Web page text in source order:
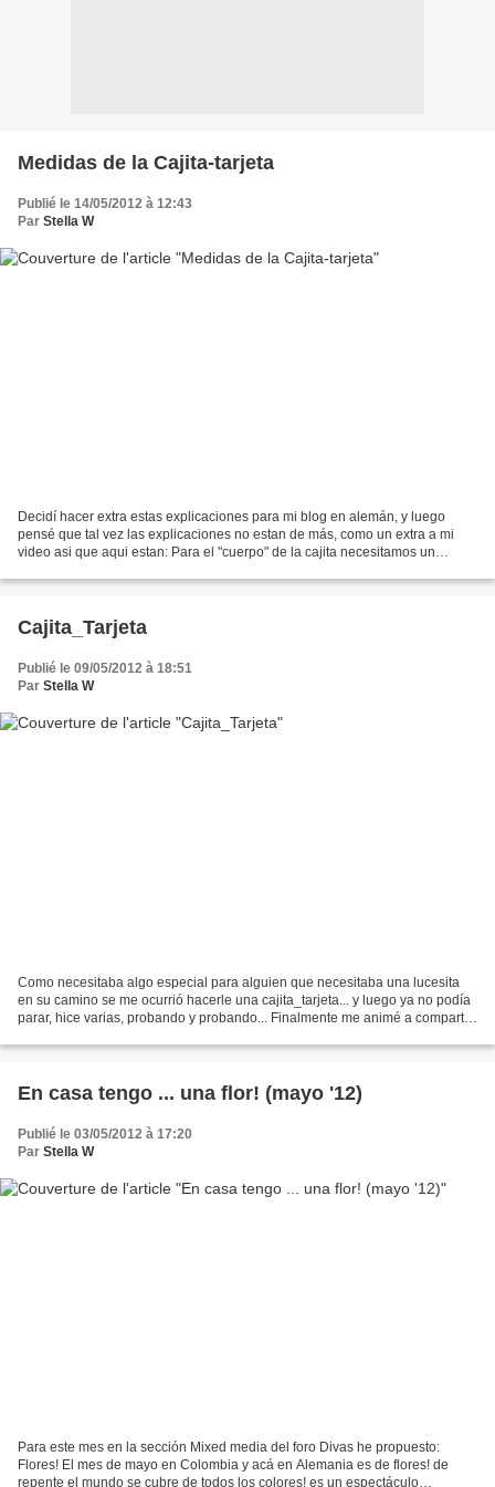
Medidas de la Cajita-tarjeta
Publié le 14/05/2012 à 12:43
Par Stella W
Decidí hacer extra estas explicaciones para mi blog en alemán, y luego
pensé que tal vez las explicaciones no estan de más, como un extra a mi
video asi que aqui estan: Para el "cuerpo" de la cajita necesitamos un
Cajita_Tarjeta
Publié le 09/05/2012 à 18:51
Par Stella W
Como necesitaba algo especial para alguien que necesitaba una lucesita
en su camino se me ocurrió hacerle una cajita_tarjeta... y luego ya no podía
parar, hice varias, probando y probando... Finalmente me animé a compartir
En casa tengo ... una flor! (mayo '12)
Publié le 03/05/2012 à 17:20
Par Stella W
Para este mes en la sección Mixed media del foro Divas he propuesto:
Flores! El mes de mayo en Colombia y acá en Alemania es de flores! de
repente el mundo se cubre de todos los colores! es un espectáculo